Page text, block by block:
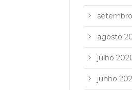
agosto
julho
junho